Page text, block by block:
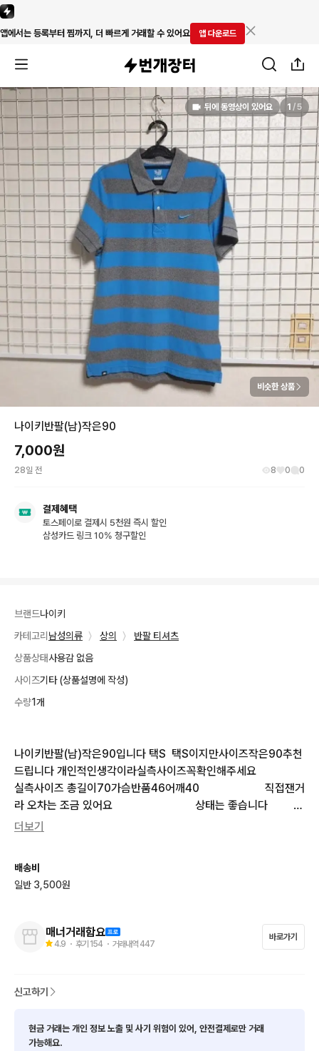
앱에서는 등록부터 찜까지, 더 빠르게 거래할 수 있어요 앱 다운로드
뒤에 동영상이 있어요 1 /5
비슷한 상품
나이키반팔(남)작은90
7,000원
28일 전 8 0 0
결제혜택
토스페이로 결제시 5천원 즉시 할인
삼성카드 링크 10% 청구할인
브랜드나이키
카테고리 남성의류 〉 상의 〉
반팔 티셔츠
상품상태사용감 없음
사이즈기타 (상품설명에 작성)
수량1개
나이키반팔(남)작은90입니다 택S  택S이지만사이즈작은90추천
드립니다 개인적인생각이라실측사이즈꼭확인해주세요
실측사이즈 총길이70가슴반품46어깨40                       직접잰거
라 오차는 조금 있어요                             상태는 좋습니다
빛 때문에 색깔이 진하게 나올수 있습니다 #사진상빛때문에흰색
더보기
배송비
일반 3,500원
매너거래함요
4.9 ・ 후기 154 ・ 거래내역 447
바로가기
신고하기
현금 거래는 개인 정보 노출 및 사기 위험이 있어, 안전결제로만 거래
가능해요.